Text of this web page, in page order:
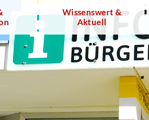
Wissenswert &
Aktuell